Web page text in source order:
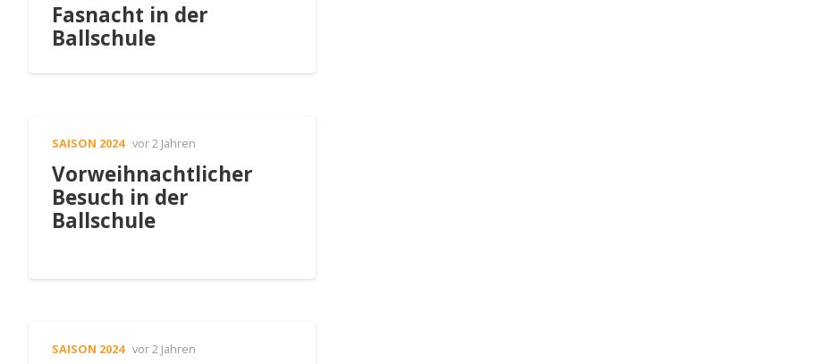
Fasnacht in der
Ballschule
SAISON 2024 vor 2 Jahren
Vorweihnachtlicher
Besuch in der
Ballschule
SAISON 2024 vor 2 Jahren